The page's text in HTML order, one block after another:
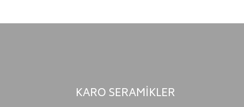
KARO SERAMİKLER